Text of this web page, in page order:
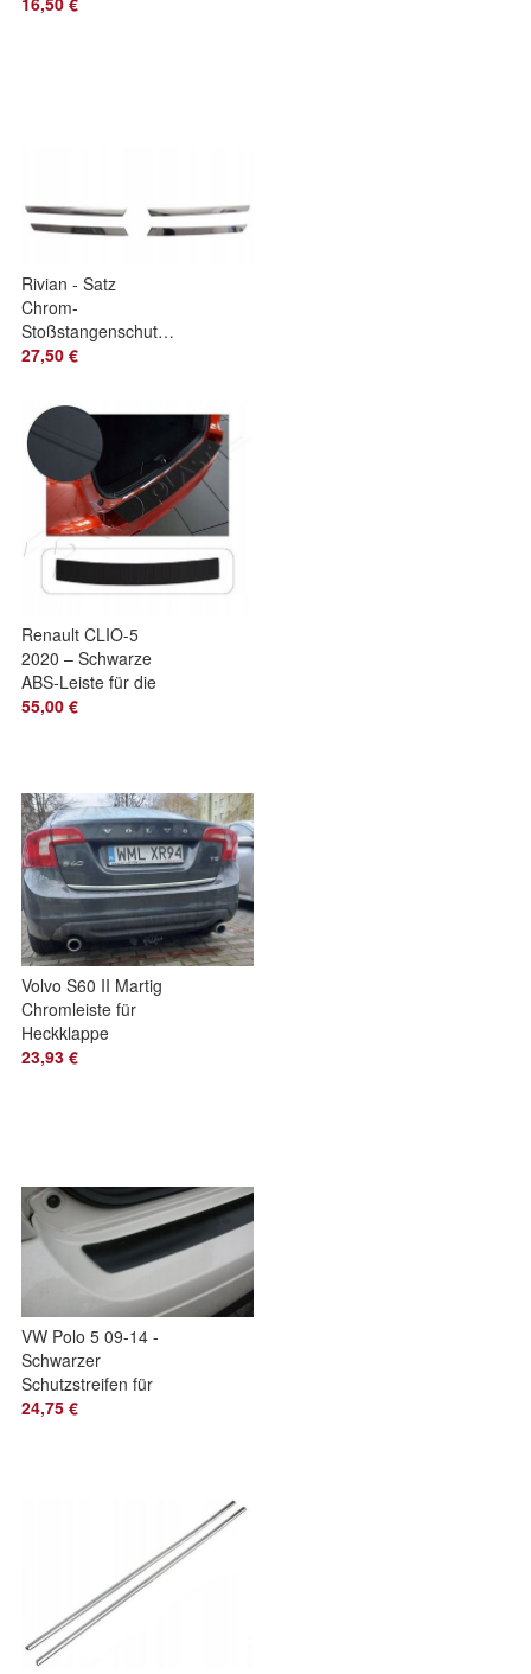
Rivian - Satz
Chrom-
Stoßstangenschutzleisten
Flügelschutzleisten
27,50 €
Renault CLIO-5
2020 – Schwarze
ABS-Leiste für die
hintere Stoßstange
55,00 €
Volvo S60 II Martig
Chromleiste für
Heckklappe
Zierleiste Chrom
23,93 €
VW Polo 5 09-14 -
Schwarzer
Schutzstreifen für
Heckstoßstange
24,75 €